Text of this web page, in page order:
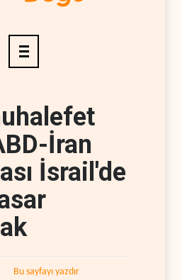
İran
İsrail'de
Bu sayfayı yazdır